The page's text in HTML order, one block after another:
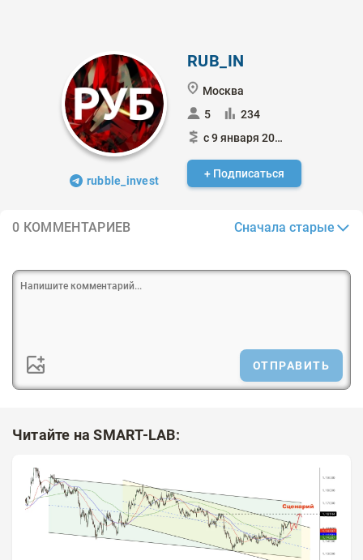
rubble_invest
RUB_IN
Москва
5
234
с 9 января 2025
+ Подписаться
0 КОММЕНТАРИЕВ Сначала старые
ОТПРАВИТЬ
Читайте на SMART-LAB: